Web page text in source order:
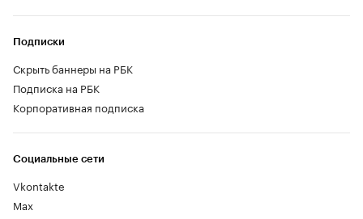
Социальные сети
Vkontakte
Max
Подписки
Скрыть баннеры на РБК
Подписка на РБК
Корпоративная подписка